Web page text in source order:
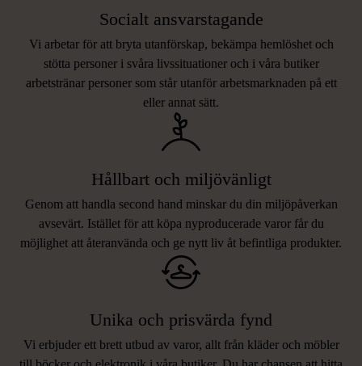
Socialt ansvarstagande
Vi arbetar för att bryta utanförskap, bekämpa hemlöshet och
stötta personer i svåra livssituationer och i våra butiker
arbetstränar personer som står utanför arbetsmarknaden på ett
eller annat sätt.
Hållbart och miljövänligt
Genom att handla second hand minskar du din miljöpåverkan
avsevärt. Istället för att köpa nyproducerade varor får du
möjlighet att återanvända och ge nytt liv åt befintliga produkter.
Unika och prisvärda fynd
Vi erbjuder ett brett utbud av varor, allt från kläder och möbler